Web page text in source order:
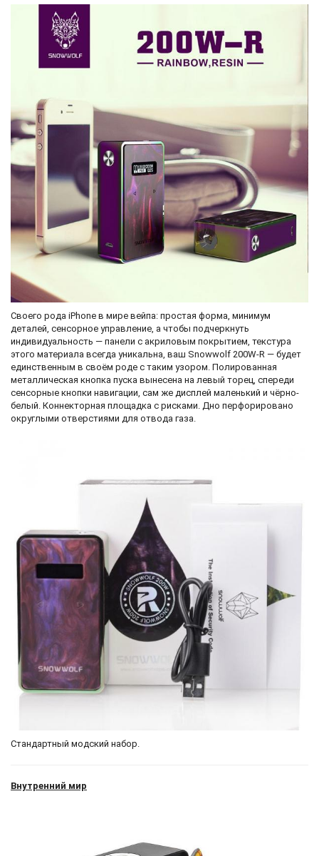
Своего рода iPhone в мире вейпа: простая форма, минимум
деталей, сенсорное управление, а чтобы подчеркнуть
индивидуальность — панели с акриловым покрытием, текстура
этого материала всегда уникальна, ваш Snowwolf 200W-R — будет
единственным в своём роде с таким узором. Полированная
металлическая кнопка пуска вынесена на левый торец, спереди
сенсорные кнопки навигации, сам же дисплей маленький и чёрно-
белый. Коннекторная площадка с рисками. Дно перфорировано
округлыми отверстиями для отвода газа.
Стандартный модский набор.
Внутренний мир